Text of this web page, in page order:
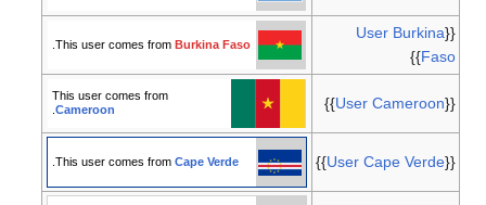
{{
User Burkina
Faso
}}
This user comes from Burkina Faso
{{
User Cameroon
}}
This user comes from
Cameroon
{{
User Cape Verde
}}
This user comes from Cape Verde